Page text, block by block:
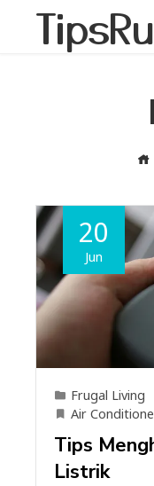
20
Jun
Frugal Living
Air
Tips
Listrik